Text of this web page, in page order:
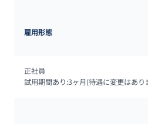
雇用形態
正社員
試用期間あり:3ヶ月(待遇に変更はあり